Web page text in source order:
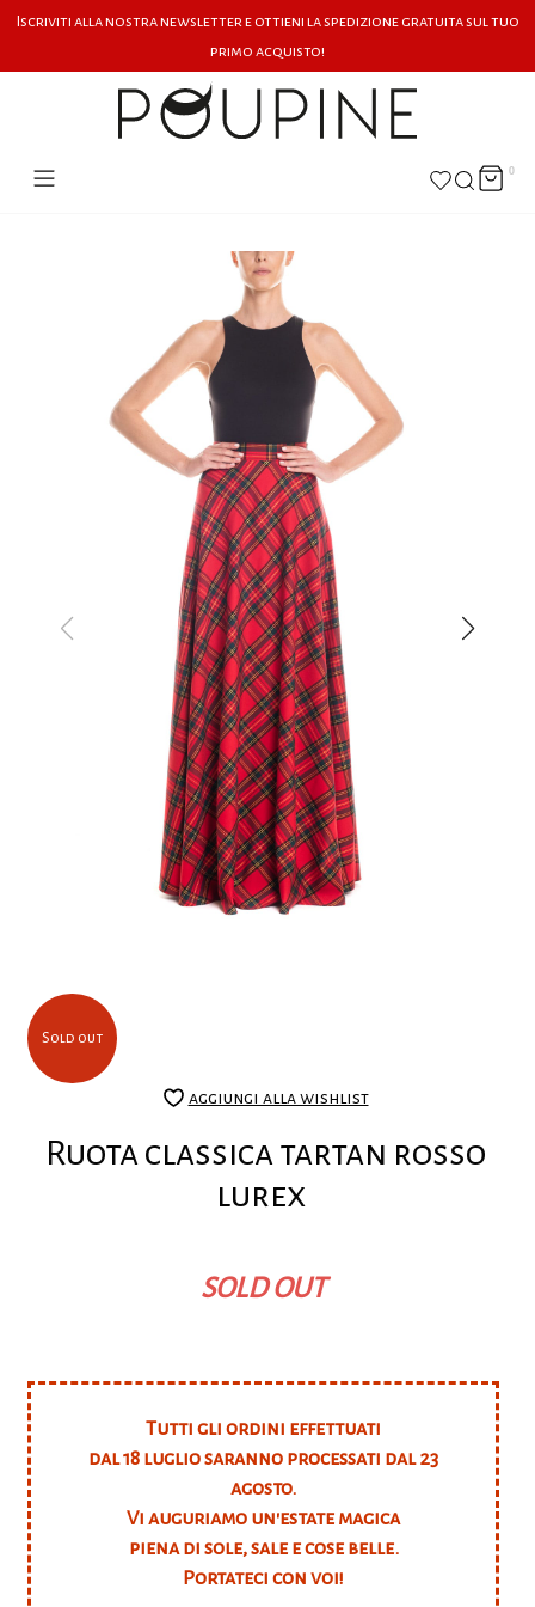
Iscriviti alla nostra newsletter e ottieni la spedizione gratuita sul tuo
primo acquisto!
0
Ruota classica tartan rosso
lurex
Sold out
SOLD OUT
aggiungi alla wishlist
Tutti gli ordini effettuati
dal 18 luglio saranno processati dal 23
agosto.
Vi auguriamo un'estate magica
piena di sole, sale e cose belle.
Portateci con voi!